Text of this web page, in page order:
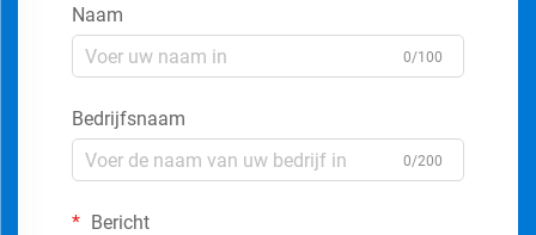
Naam
0/100
Bedrijfsnaam
0/200
Bericht